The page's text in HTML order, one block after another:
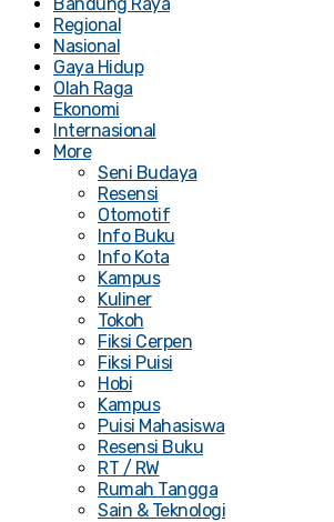
Regional
Nasional
Gaya Hidup
Olah Raga
Ekonomi
Internasional
More
Seni Budaya
Resensi
Otomotif
Info Buku
Info Kota
Kampus
Kuliner
Tokoh
Fiksi Cerpen
Fiksi Puisi
Hobi
Kampus
Puisi Mahasiswa
Resensi Buku
RT / RW
Rumah Tangga
Sain & Teknologi